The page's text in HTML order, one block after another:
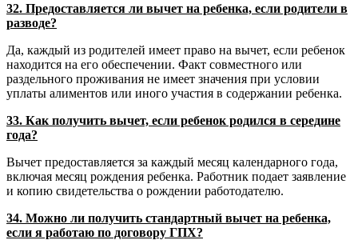
32. Предоставляется ли вычет на ребенка, если родители в
разводе?
Да, каждый из родителей имеет право на вычет, если ребенок
находится на его обеспечении. Факт совместного или
раздельного проживания не имеет значения при условии
уплаты алиментов или иного участия в содержании ребенка.
33. Как получить вычет, если ребенок родился в середине
года?
Вычет предоставляется за каждый месяц календарного года,
включая месяц рождения ребенка. Работник подает заявление
и копию свидетельства о рождении работодателю.
34. Можно ли получить стандартный вычет на ребенка,
если я работаю по договору ГПХ?